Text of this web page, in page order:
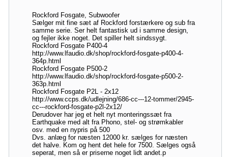
Rockford Fosgate, Subwoofer
Sælger mit fine sæt af Rockford forstærkere og sub fra
samme serie. Ser helt fantastisk ud i samme design,
og fejler ikke noget. Det spiller helt sindssygt.
Rockford Fosgate P400-4
http://www.lfaudio.dk/shop/rockford-fosgate-p400-4-
364p.html
Rockford Fosgate P500-2
http://www.lfaudio.dk/shop/rockford-fosgate-p500-2-
363p.html
Rockford Fosgate P2L - 2x12
http://www.ccps.dk/udlejning/686-cc---12-tommer/2945-
cc---rockford-fosgate-p2l-2x12/
Derudover har jeg et helt nyt monteringssæt fra
Earthquake med alt fra Phono, stel- og strømkabler
osv. med en nypris på 500
Dvs. anlæg for næsten 12000 kr. sælges for næsten
det halve. Kom og hent det hele for 7500. Sælges også
seperat, men så er priserne noget lidt andet.p